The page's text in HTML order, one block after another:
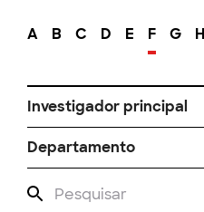
A B C D E F G H
Investigador principal
Departamento